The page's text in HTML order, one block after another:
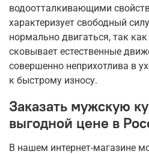
водоотталкивающими
характеризует свободный
нормально двигаться, так
сковывает естественные
совершенно неприхотлива в
к быстрому износу.
Заказать мужскую
выгодной цене в
В нашем интернет-магазине